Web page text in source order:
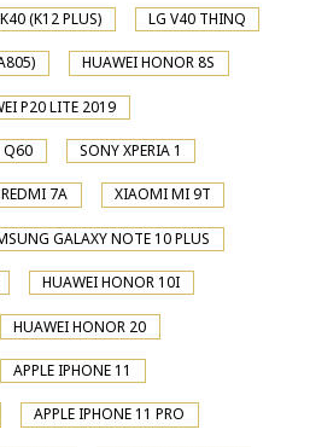
(K12 PLUS) LG V40 THINQ
HUAWEI HONOR 8S
P20 LITE 2019
Q60 SONY XPERIA 1
7A XIAOMI MI 9T
GALAXY NOTE 10 PLUS
HUAWEI HONOR 10I
HUAWEI HONOR 20
APPLE IPHONE 11
APPLE IPHONE 11 PRO